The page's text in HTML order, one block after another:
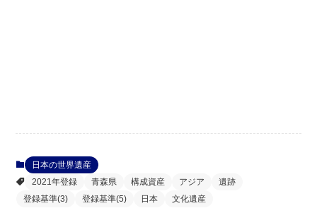
日本の世界遺産
2021年登録
青森県 構成資産 アジア
遺跡
登録基準(3)
登録基準(5) 日本 文化遺産